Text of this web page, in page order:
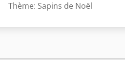
Thème: Sapins de Noël